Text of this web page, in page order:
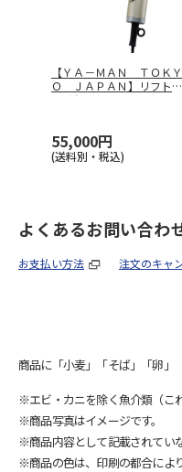
【ＹＡ－ＭＡＮ ＴＯＫＹ
Ｏ ＪＡＰＡＮ】リフトド
ライヤー
55,000円
(送料別・税込)
よくあるお問い合わ
お支払い方法 注文のキャ
商品に「小麦」「そば」「卵」
※エビ・カニを除く魚介類（こ
※商品写真はイメージです。
※商品内容として記載されてい
※商品の色は、印刷の都合によ